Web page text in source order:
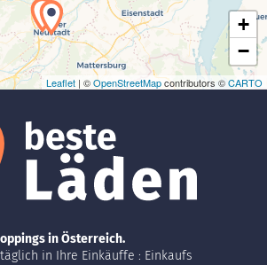
1
+
−
Leaflet | ©OpenStreetMapcontributors ©CARTO
in Österreich.
in Ihre Einkäuffe : Einkaufs